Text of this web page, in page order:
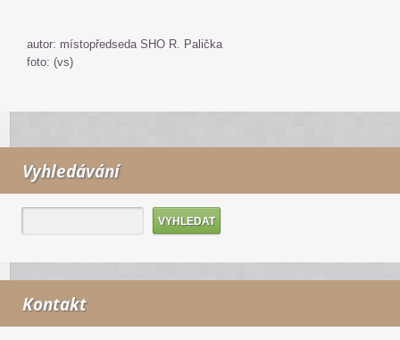
autor: místopředseda SHO R. Palička
foto: (vs)
Vyhledávání
Kontakt